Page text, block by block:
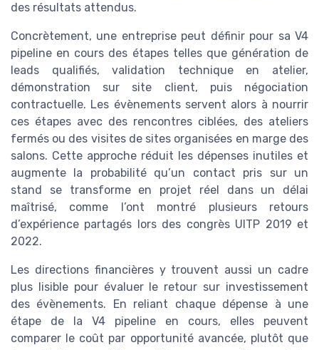
des résultats attendus.
Concrètement, une entreprise peut définir pour sa V4
pipeline en cours des étapes telles que génération de
leads qualifiés, validation technique en atelier,
démonstration sur site client, puis négociation
contractuelle. Les évènements servent alors à nourrir
ces étapes avec des rencontres ciblées, des ateliers
fermés ou des visites de sites organisées en marge des
salons. Cette approche réduit les dépenses inutiles et
augmente la probabilité qu’un contact pris sur un
stand se transforme en projet réel dans un délai
maîtrisé, comme l’ont montré plusieurs retours
d’expérience partagés lors des congrès UITP 2019 et
2022.
Les directions financières y trouvent aussi un cadre
plus lisible pour évaluer le retour sur investissement
des évènements. En reliant chaque dépense à une
étape de la V4 pipeline en cours, elles peuvent
comparer le coût par opportunité avancée, plutôt que